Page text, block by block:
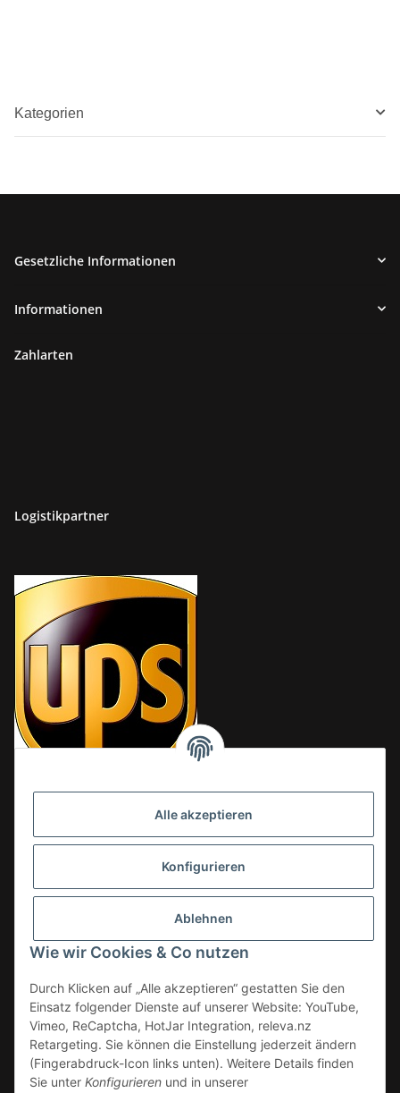
Alle akzeptieren
Konfigurieren
Ablehnen
Wie wir Cookies & Co nutzen
Durch Klicken auf „Alle akzeptieren“ gestatten Sie den
Einsatz folgender Dienste auf unserer Website: YouTube,
Vimeo, ReCaptcha, HotJar Integration, releva.nz
Retargeting. Sie können die Einstellung jederzeit ändern
(Fingerabdruck-Icon links unten). Weitere Details finden
Sie unter Konfigurieren und in unserer
Kategorien
Gesetzliche Informationen
Informationen
Zahlarten
Logistikpartner
Vertrag widerrufen